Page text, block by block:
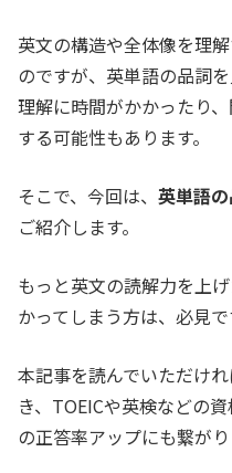
英文の構造や全体像を理
のですが、英単語の品詞
理解に時間がかかったり
する可能性もあります。
そこで、今回は、 英単語
ご紹介します。
もっと英文の読解力を上
かってしまう方は、必見で
本記事を読んでいただけ
き、TOEICや英検などの
の正答率アップにも繋がり